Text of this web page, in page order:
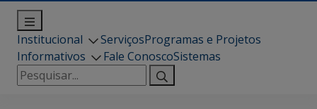
Institucional ServiçosProgramas e Projetos
Informativos
Fale ConoscoSistemas
Pesquisar
por: